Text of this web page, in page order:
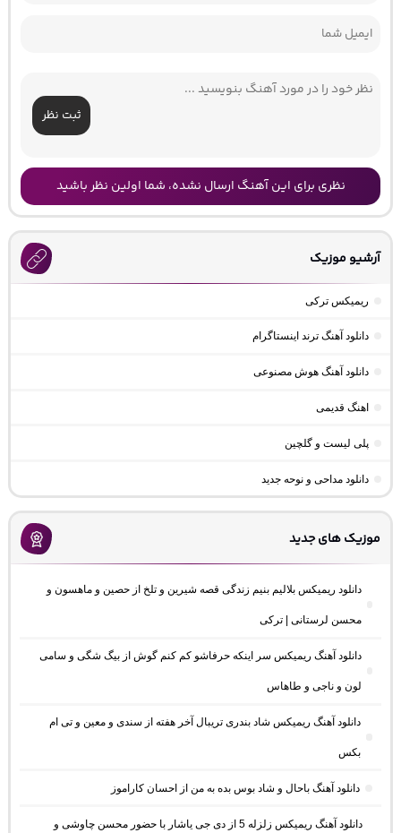
ثبت نظر
نظری برای این آهنگ ارسال نشده، شما اولین نظر باشید
آرشیو موزیک
ریمیکس ترکی
دانلود آهنگ ترند اینستاگرام
دانلود آهنگ هوش مصنوعی
اهنگ قدیمی
پلی لیست و گلچین
دانلود مداحی و نوحه جدید
موزیک های جدید
دانلود ریمیکس بلالیم بنیم زندگی قصه شیرین و تلخ از حصین و ماهسون و
محسن لرستانی | ترکی
دانلود آهنگ ریمیکس سر اینکه حرفاشو کم کنم گوش از بیگ شگی و سامی
لون و ناجی و طاهاس
دانلود آهنگ ریمیکس شاد بندری تریبال آخر هفته از سندی و معین و تی ام
بکس
دانلود آهنگ باحال و شاد بوس بده به من از احسان کاراموز
دانلود آهنگ ریمیکس زلزله 5 از دی جی یاشار با حضور محسن چاوشی و